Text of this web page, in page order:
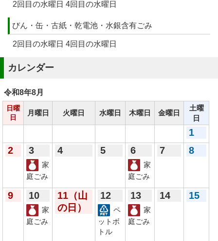
2回目の水曜日 4回目の水曜日
びん・缶・古紙・乾電池・水銀含有ごみ
2回目の水曜日 4回目の水曜日
カレンダー
令和8年8月
日曜
日
月曜日 火曜日 水曜日 木曜日 金曜日
土曜
日
1
2
3
家
庭ごみ
4 5 6
家
庭ごみ
7 8
9 10
家
庭ごみ
11 （山
の日）
12
ペ
ットボ
トル
13
家
庭ごみ
14 15